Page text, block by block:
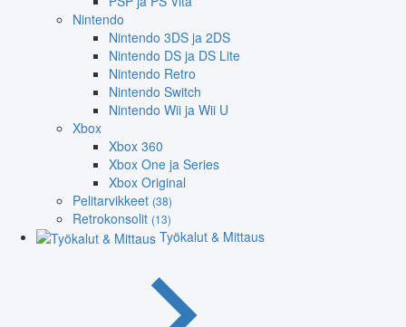
Nintendo
Nintendo 3DS ja 2DS
Nintendo DS ja DS Lite
Nintendo Retro
Nintendo Switch
Nintendo Wii ja Wii U
Xbox
Xbox 360
Xbox One ja Series
Xbox Original
Pelitarvikkeet (38)
Retrokonsolit (13)
Työkalut & Mittaus